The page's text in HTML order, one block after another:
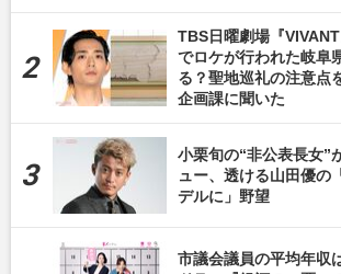
TBS日曜劇場『
でロケが行われた岐阜
る？聖地巡礼の注意点
企画課に聞いた
小栗旬の“非公表長女”
ュー、透ける山田優の
デルに」野望
市議会議員の平均年収